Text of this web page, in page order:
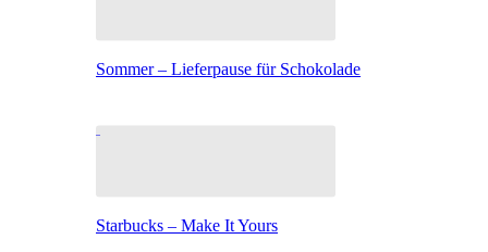
Sommer – Lieferpause für Schokolade
Starbucks – Make It Yours